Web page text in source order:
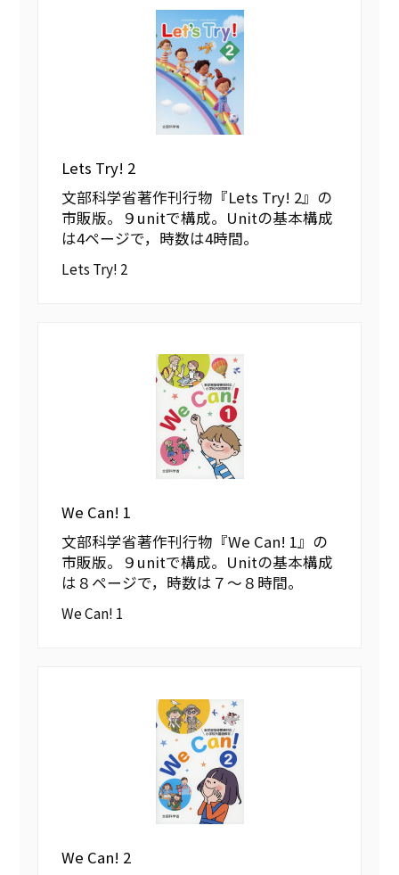
Lets Try! 2
文部科学省著作刊行物『Lets Try! 2』の
市販版。９unitで構成。Unitの基本構成
は4ページで，時数は4時間。
Lets Try! 2
We Can! 1
文部科学省著作刊行物『We Can! 1』の
市販版。９unitで構成。Unitの基本構成
は８ページで，時数は７〜８時間。
We Can! 1
We Can! 2